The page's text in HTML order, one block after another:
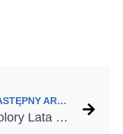
NASTĘPNY ARTYKUŁ
Kolory Lata na Drzwiach – Drzwi Nie Muszą Być Nudne!